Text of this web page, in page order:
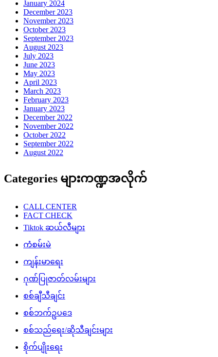
January 2024
December 2023
November 2023
October 2023
September 2023
August 2023
July 2023
June 2023
May 2023
April 2023
March 2023
February 2023
January 2023
December 2022
November 2022
October 2022
September 2022
August 2022
Categories များကဏ္ဍအလိုက်
CALL CENTER
FACT CHECK
Tiktok ဆယ်လီများ
ကံစမ်းမဲ
ကျန်းမာရေး
ဂုဏ်ပြုဇာတ်လမ်းများ
စစ်ချီသီချင်း
စစ်ဘက်ဥပဒေ
စစ်သည်ရေး/ဆိုသီချင်းများ
စိုက်ပျိုးရေး